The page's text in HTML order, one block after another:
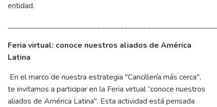
entidad.
Feria virtual: conoce nuestros aliados de América
Latina
En el marco de nuestra estrategia "Cancillería más cerca",
te invitamos a participar en la Feria virtual “conoce nuestros
aliados de América Latina". Esta actividad está pensada